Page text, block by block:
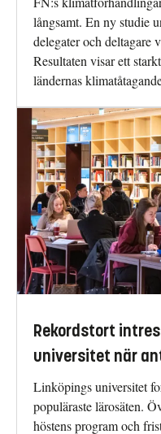
långsamt. En ny studie
delegater och deltagare
Resultaten visar ett
ländernas
Rekordstort
universitet när
Linköpings universitet
populäraste lärosäten.
höstens program och